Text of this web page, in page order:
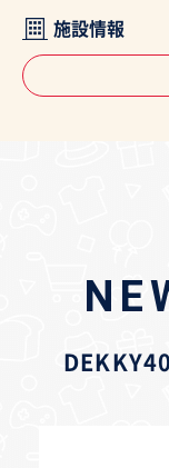
施設情報